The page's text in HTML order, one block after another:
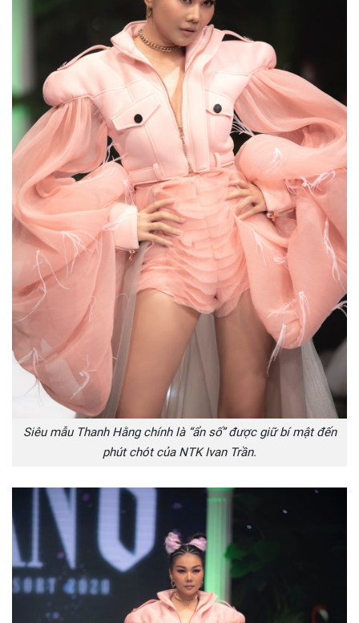
Siêu mẫu Thanh Hằng chính là “ẩn số” được giữ bí mật đến
phút chót của NTK Ivan Trần.